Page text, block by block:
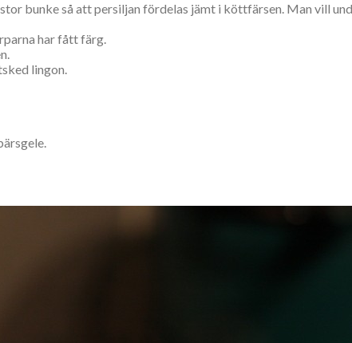
bunke så att persiljan fördelas jämt i köttfärsen. Man vill
har fått färg.
lingon.